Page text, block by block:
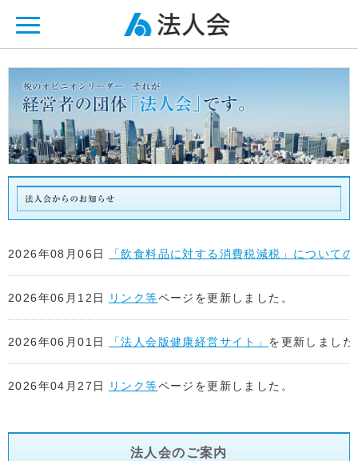
2026年08月06日 「飲食料品に対する消費税減税」について
2026年06月12日 リンク等ページを更新しました。
2026年06月01日 「法人会版健康経営サイト」 を更新しました
2026年04月27日 リンク等ページを更新しました。
2026年04月22日 リンク等ページを更新しました。
法人会のご案内